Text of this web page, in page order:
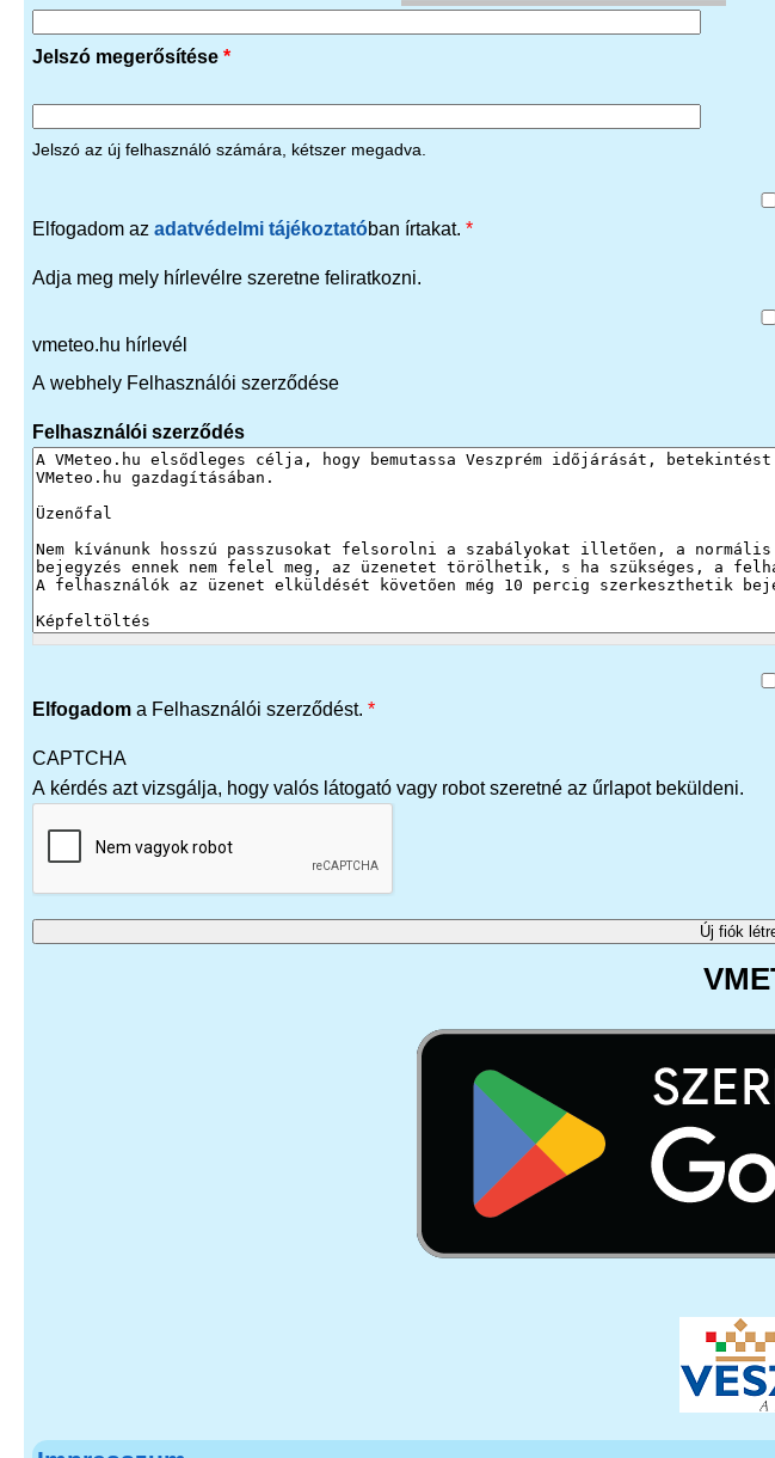
Jelszó megerősítése *
Jelszó az új felhasználó számára, kétszer megadva.
Elfogadom az adatvédelmi tájékoztatóban írtakat. *
Adja meg mely hírlevélre szeretne feliratkozni.
vmeteo.hu hírlevél
A webhely Felhasználói szerződése
Felhasználói szerződés
Elfogadoma Felhasználói szerződést. *
CAPTCHA
A kérdés azt vizsgálja, hogy valós látogató vagy robot szeretné az űrlapot beküldeni.